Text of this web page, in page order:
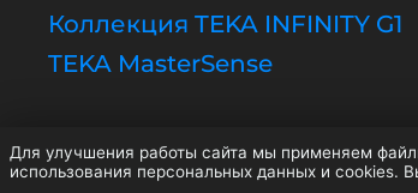
Коллекция TEKA INFINITY G1
TEKA MasterSense
Для улучшения работы сайта мы применяем
использования персональных данных и cookies.